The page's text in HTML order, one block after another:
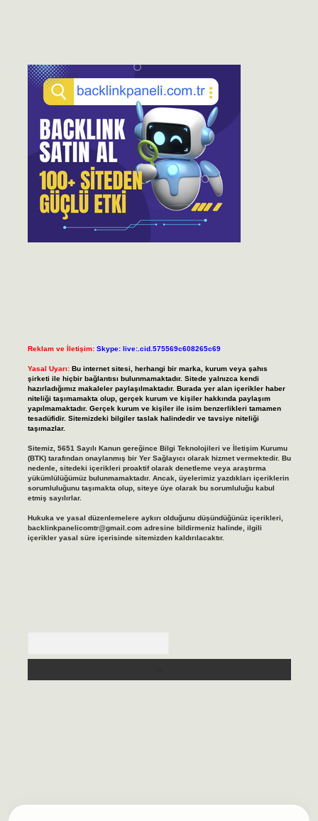
Reklam ve İletişim: Skype: live:.cid.575569c608265c69
Yasal Uyarı: Bu internet sitesi, herhangi bir marka, kurum veya şahıs
şirketi ile hiçbir bağlantısı bulunmamaktadır. Sitede yalnızca kendi
hazırladığımız makaleler paylaşılmaktadır. Burada yer alan içerikler haber
niteliği taşımamakta olup, gerçek kurum ve kişiler hakkında paylaşım
yapılmamaktadır. Gerçek kurum ve kişiler ile isim benzerlikleri tamamen
tesadüfidir. Sitemizdeki bilgiler taslak halindedir ve tavsiye niteliği
taşımazlar.
Sitemiz, 5651 Sayılı Kanun gereğince Bilgi Teknolojileri ve İletişim Kurumu
(BTK) tarafından onaylanmış bir Yer Sağlayıcı olarak hizmet vermektedir. Bu
nedenle, sitedeki içerikleri proaktif olarak denetleme veya araştırma
yükümlülüğümüz bulunmamaktadır. Ancak, üyelerimiz yazdıkları içeriklerin
sorumluluğunu taşımakta olup, siteye üye olarak bu sorumluluğu kabul
etmiş sayılırlar.
Hukuka ve yasal düzenlemelere aykırı olduğunu düşündüğünüz içerikleri,
backlinkpanelicomtr@gmail.comadresine bildirmeniz halinde, ilgili
içerikler yasal süre içerisinde sitemizden kaldırılacaktır.